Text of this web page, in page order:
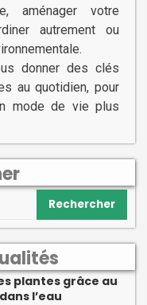
aménager votre
autrement ou
donner des clés
au quotidien, pour
mode de vie plus
Rechercher
plantes grâce au
l’eau